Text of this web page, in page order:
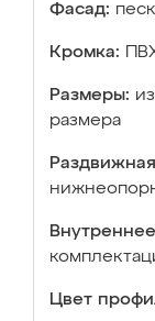
Фасад:
Кромка:
Размеры:
размера
Цвет